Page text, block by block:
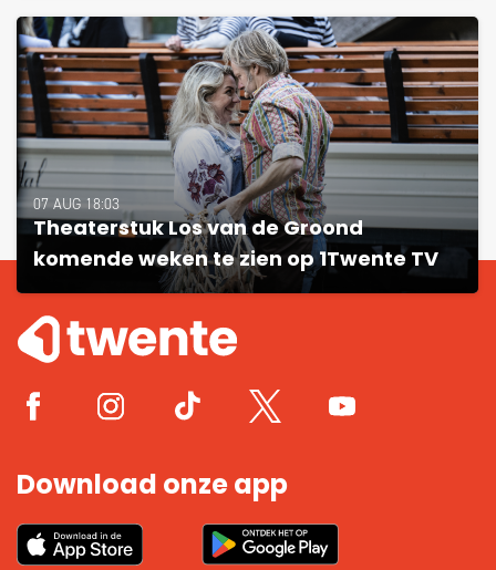
07 AUG 18:03
Theaterstuk Los van de Groond
komende weken te zien op 1Twente TV
Download onze app